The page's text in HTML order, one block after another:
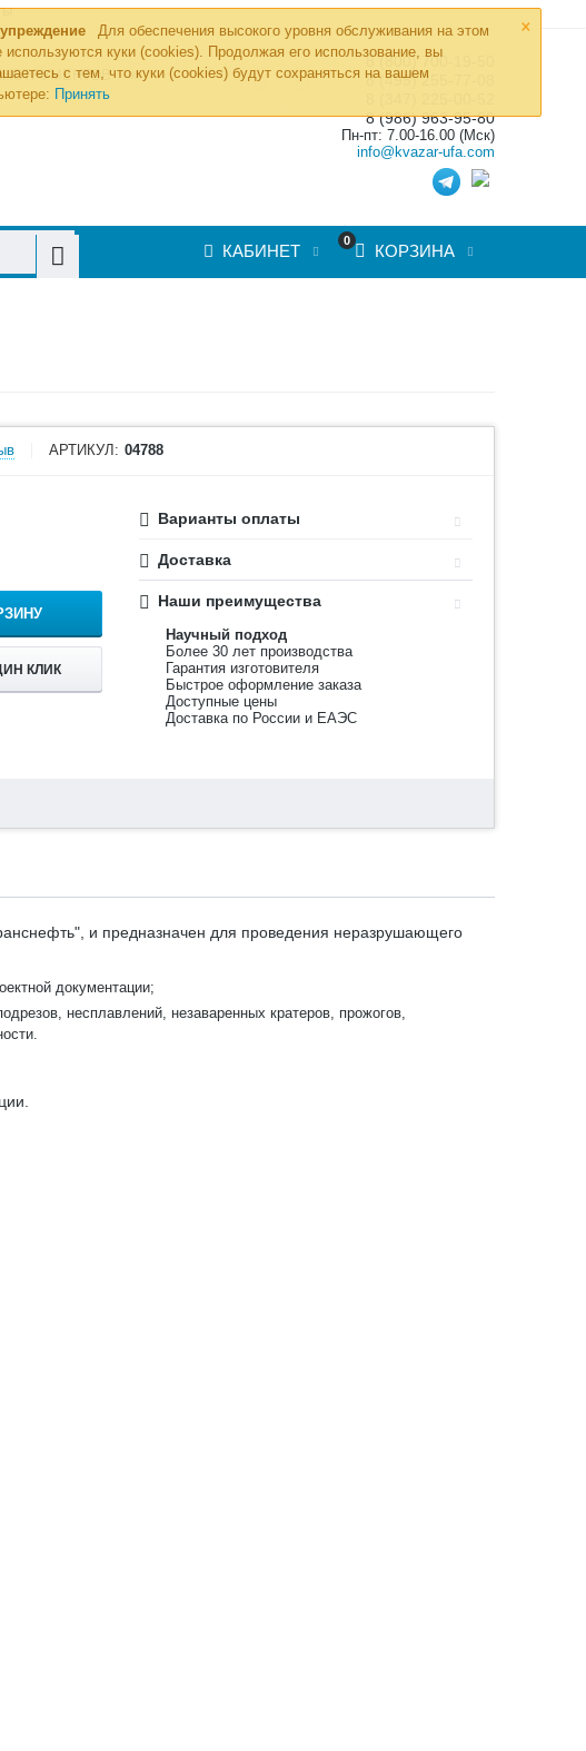
×
Для обеспечения высокого уровня обслуживания на этом
используются куки (cookies). Продолжая его использование, вы
с тем, что куки (cookies) будут сохраняться на вашем
Принять
»
8 (800) 700-19-50
8 (495) 255-77-08
8 (986) 963-95-80
Пн-пт: 7.00-16.00 (Мск)
info@kvazar-ufa.com
0
КОРЗИНА
КАБИНЕТ
АРТИКУЛ: 04788
КЛИК
Варианты оплаты
Доставка
Наши преимущества
Научный подход
Более 30 лет производства
Гарантия изготовителя
Быстрое оформление заказа
Доступные цены
Доставка по России и ЕАЭС
и предназначен для проведения неразрушающего
документации;
несплавлений, незаваренных кратеров, прожогов,